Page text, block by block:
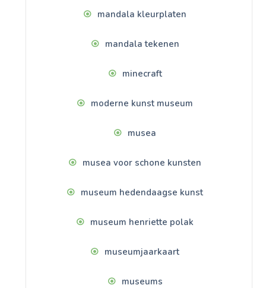
mandala kleurplaten
mandala tekenen
minecraft
moderne kunst museum
musea
musea voor schone kunsten
museum hedendaagse kunst
museum henriette polak
museumjaarkaart
museums